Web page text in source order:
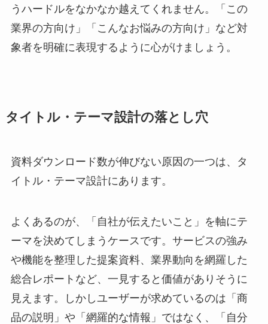
うハードルをなかなか越えてくれません。「この
業界の方向け」「こんなお悩みの方向け」など対
象者を明確に表現するように心がけましょう。
タイトル・テーマ設計の落とし穴
資料ダウンロード数が伸びない原因の一つは、タ
イトル・テーマ設計にあります。
よくあるのが、「自社が伝えたいこと」を軸にテ
ーマを決めてしまうケースです。サービスの強み
や機能を整理した提案資料、業界動向を網羅した
総合レポートなど、一見すると価値がありそうに
見えます。しかしユーザーが求めているのは「商
品の説明」や「網羅的な情報」ではなく、「自分